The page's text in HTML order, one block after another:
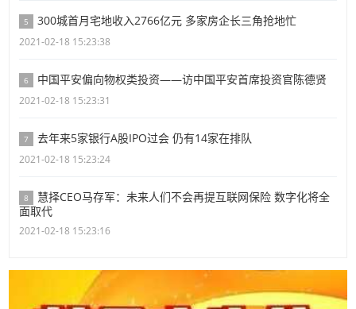
5 300城首月宅地收入2766亿元 多家房企长三角抢地忙
2021-02-18 15:23:38
6 中国平安偏向物权类投资——访中国平安首席投资官陈德贤
2021-02-18 15:23:31
7 去年来5家银行A股IPO过会 仍有14家在排队
2021-02-18 15:23:24
8
慧择CEO马存军：未来人们不会再提互联网保险 数字化将全
面取代
2021-02-18 15:23:16